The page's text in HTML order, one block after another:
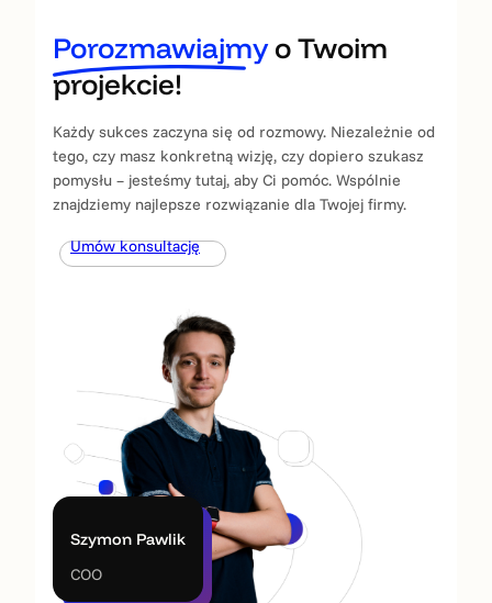
Szymon Pawlik
COO
Porozmawiajmyo Twoim
projekcie!
Każdy sukces zaczyna się od rozmowy. Niezależnie od
tego, czy masz konkretną wizję, czy dopiero szukasz
pomysłu – jesteśmy tutaj, aby Ci pomóc. Wspólnie
znajdziemy najlepsze rozwiązanie dla Twojej firmy.
Umów konsultację